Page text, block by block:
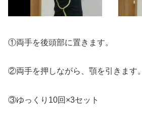
①両手を後頭部に置きます。
②両手を押しながら、顎を引きます。
③ゆっくり10回×3セット